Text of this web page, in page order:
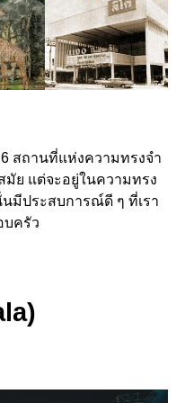
สถานที่แห่งความทรงจำ
มัย แต่จะอยู่ในความทรง
นมีประสบการณ์ดี ๆ ที่เรา
บครัว